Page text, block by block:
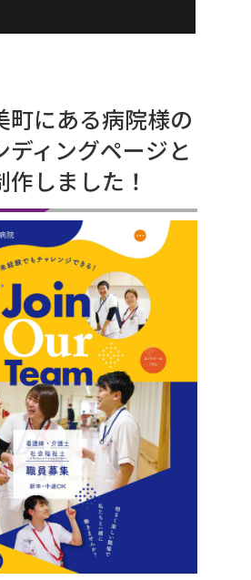
町にある病院様の
ディングページと
しました！